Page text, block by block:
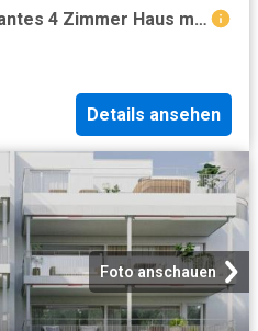
Tauschimmobilie: Charmantes 4 Zimmer Haus mit Potenzial in Dietikon
Details ansehen
Foto anschauen